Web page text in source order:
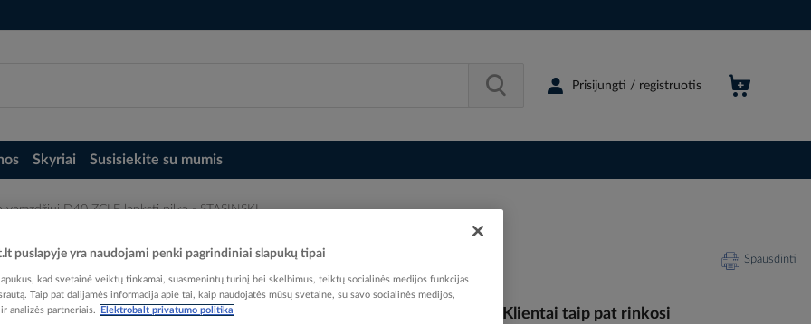
Prisijungti / registruotis
Skyriai Susisiekite su mumis
vamzdžiui D40 ZCLF lanksti pilka - STASINSKI
Spausdinti
Klientai taip pat rinkosi
puslapyje yra naudojami penki pagrindiniai slapukų tipai
kad svetainė veiktų tinkamai, suasmenintų turinį bei skelbimus, teiktų socialinės medijos funkcijas
Taip pat dalijamės informacija apie tai, kaip naudojatės mūsų svetaine, su savo socialinės medijos,
analizės partneriais.
Elektrobalt privatumo politika